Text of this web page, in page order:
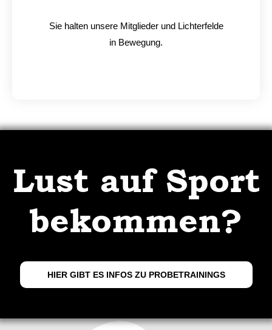
Sie halten unsere Mitglieder und Lichterfelde
in Bewegung.
Lust auf Sport
bekommen?
HIER GIBT ES INFOS ZU PROBETRAININGS